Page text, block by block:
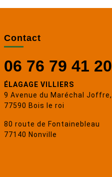
Contact
06 76 79 41 20
ÉLAGAGE VILLIERS
9 Avenue du Maréchal Joffre,
77590 Bois le roi
80 route de Fontainebleau
77140 Nonville